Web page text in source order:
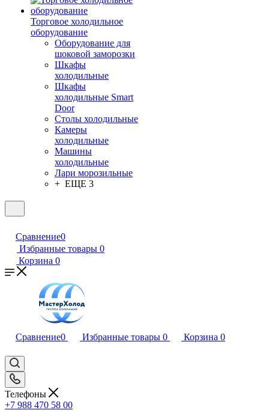
Торговое холодильное
оборудование
Оборудование для
шоковой заморозки
Шкафы
холодильные
Шкафы
холодильные Smart
Door
Столы холодильные
Камеры
холодильные
Машины
холодильные
Лари морозильные
+ ЕЩЕ 3
Сравнение0
Избранные товары 0
Корзина 0
Сравнение0 Избранные товары 0 Корзина 0
Телефоны
+7 988 470 58 00